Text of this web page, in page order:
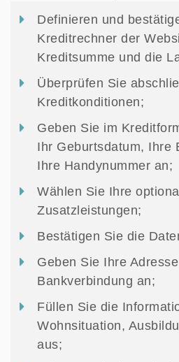
Definieren und
Kreditrechner der
Kreditsumme und die
Überprüfen Sie
Kreditkonditionen;
Geben Sie im
Ihr Geburtsdatum, Ihre
Ihre Handynummer an;
Wählen Sie Ihre
Zusatzleistungen;
Bestätigen Sie die
Geben Sie Ihre
Bankverbindung an;
Füllen Sie die
Wohnsituation,
aus;